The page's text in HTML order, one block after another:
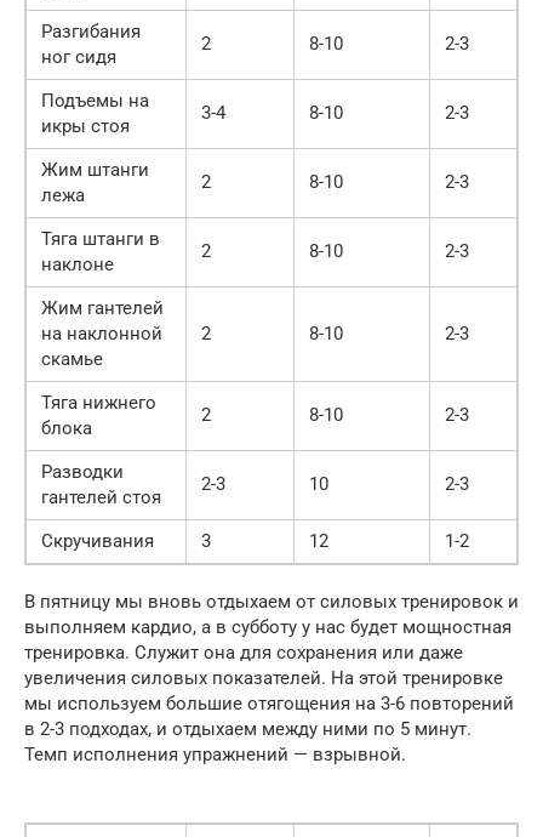
Разгибания
ног сидя
2 8-10 2-3
Подъемы на
икры стоя
3-4 8-10 2-3
Жим штанги
лежа
2 8-10 2-3
Тяга штанги в
наклоне
2 8-10 2-3
Жим гантелей
на наклонной
скамье
2 8-10 2-3
Тяга нижнего
блока
2 8-10 2-3
Разводки
гантелей стоя
2-3 10 2-3
Скручивания 3 12 1-2
В пятницу мы вновь отдыхаем от силовых тренировок и
выполняем кардио, а в субботу у нас будет мощностная
тренировка. Служит она для сохранения или даже
увеличения силовых показателей. На этой тренировке
мы используем большие отягощения на 3-6 повторений
в 2-3 подходах, и отдыхаем между ними по 5 минут.
Темп исполнения упражнений — взрывной.